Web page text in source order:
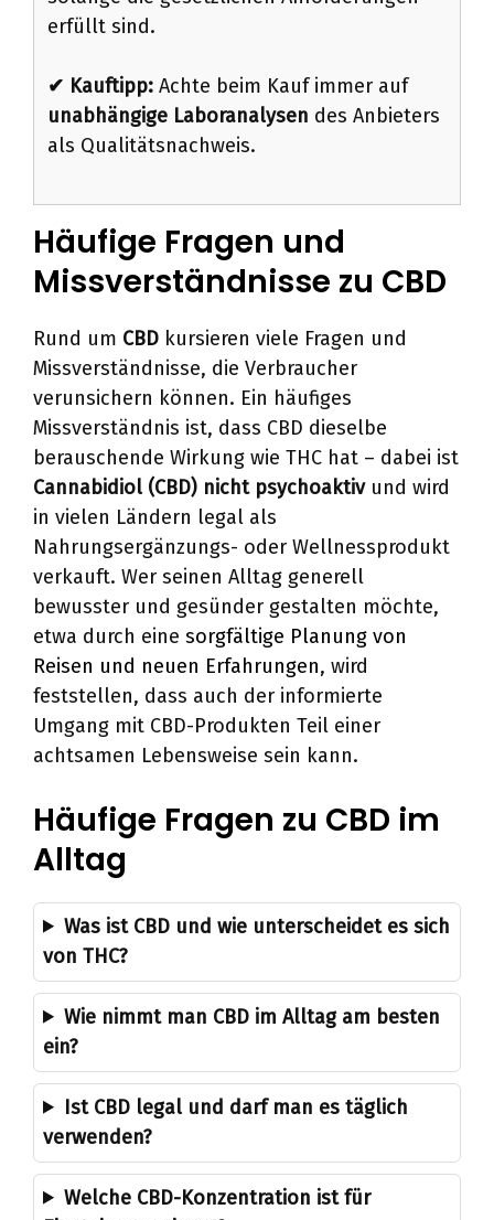
erfüllt sind.
✔ Kauftipp: Achte beim Kauf immer auf
unabhängige Laboranalysen des Anbieters
als Qualitätsnachweis.
Häufige Fragen und
Missverständnisse zu CBD
Rund um CBD kursieren viele Fragen und
Missverständnisse, die Verbraucher
verunsichern können. Ein häufiges
Missverständnis ist, dass CBD dieselbe
berauschende Wirkung wie THC hat – dabei ist
Cannabidiol (CBD) nicht psychoaktivund wird
in vielen Ländern legal als
Nahrungsergänzungs- oder Wellnessprodukt
verkauft. Wer seinen Alltag generell
bewusster und gesünder gestalten möchte,
etwa durch eine sorgfältige Planung von
Reisen und neuen Erfahrungen, wird
feststellen, dass auch der informierte
Umgang mit CBD-Produkten Teil einer
achtsamen Lebensweise sein kann.
Häufige Fragen zu CBD im
Alltag
Was ist CBD und wie unterscheidet es sich
von THC?
Wie nimmt man CBD im Alltag am besten
ein?
Ist CBD legal und darf man es täglich
verwenden?
Welche CBD-Konzentration ist für